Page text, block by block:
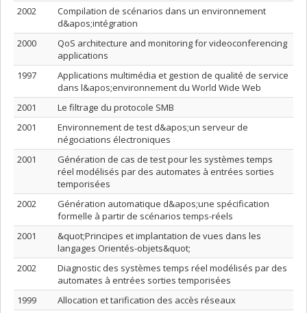
2002
Compilation de scénarios dans un environnement
d&apos;intégration
2000
QoS architecture and monitoring for videoconferencing
applications
1997
Applications multimédia et gestion de qualité de service
dans l&apos;environnement du World Wide Web
2001
Le filtrage du protocole SMB
2001
Environnement de test d&apos;un serveur de
négociations électroniques
2001
Génération de cas de test pour les systèmes temps
réel modélisés par des automates à entrées sorties
temporisées
2002
Génération automatique d&apos;une spécification
formelle à partir de scénarios temps-réels
2001
&quot;Principes et implantation de vues dans les
langages Orientés-objets&quot;
2002
Diagnostic des systèmes temps réel modélisés par des
automates à entrées sorties temporisées
1999
Allocation et tarification des accès réseaux